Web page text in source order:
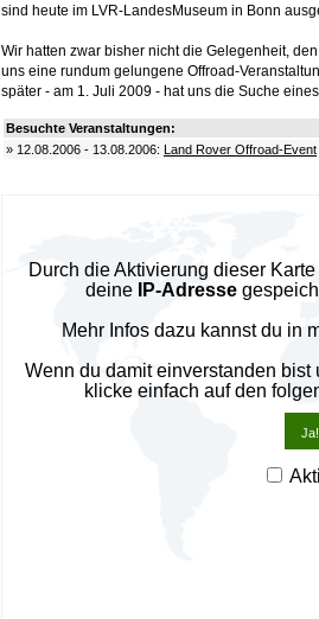
sind heute im LVR-LandesMuseum in Bonn
Wir hatten zwar bisher nicht die Gelegenheit,
uns eine rundum gelungene Offroad-
später - am 1. Juli 2009 - hat uns die Suche
Besuchte Veranstaltungen:
» 12.08.2006 - 13.08.2006: Land Rover Offroad-Event
Durch die Aktivierung dieser
deine
IP-Adresse
Mehr Infos dazu kannst du in
Wenn du damit einverstanden
klicke einfach auf den